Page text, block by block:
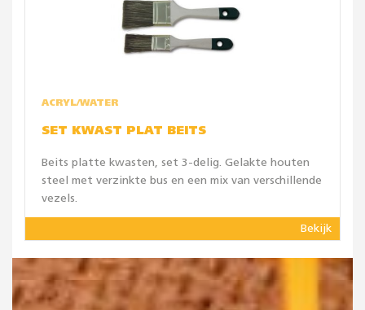
ACRYL/WATER
SET KWAST PLAT BEITS
Beits platte kwasten, set 3-delig. Gelakte houten
steel met verzinkte bus en een mix van verschillende
vezels.
Bekijk